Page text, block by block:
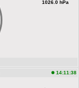
1026.0 hPa
14:11:38